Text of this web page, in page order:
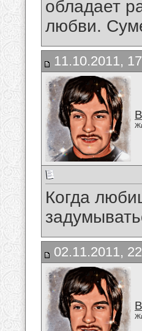
обладает
любви.
11.10.2011,
Когда
02.11.2011,